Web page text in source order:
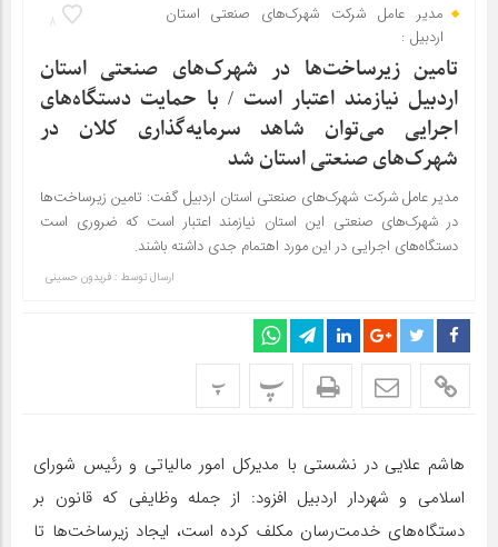
8
مدیر عامل شرکت شهرک‌های صنعتی استان
اردبیل :
تامین زیرساخت‌ها در شهرک‌های صنعتی استان
اردبیل نیازمند اعتبار است / با حمایت دستگاه‌های
اجرایی می‌توان شاهد سرمایه‌گذاری کلان در
شهرک‌های صنعتی استان شد
مدیر عامل شرکت شهرک‌های صنعتی استان اردبیل گفت: تامین زیرساخت‌ها
در شهرک‌های صنعتی این استان نیازمند اعتبار است که ضروری است
دستگاه‌های اجرایی در این مورد اهتمام جدی داشته باشند.
ارسال توسط : فریدون حسینی
پ پ
هاشم علایی در نشستی با مدیرکل امور مالیاتی و رئیس شورای
اسلامی و شهردار اردبیل افزود: از جمله وظایفی که قانون بر
دستگاه‌های خدمت‌رسان مکلف کرده است، ایجاد زیرساخت‌ها تا